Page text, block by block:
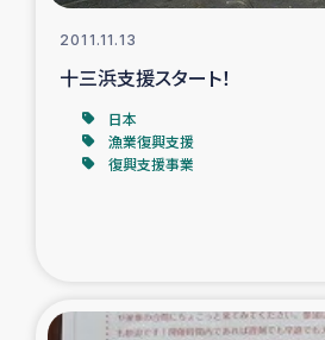
2011.11.13
十三浜支援スタート！
日本
漁業復興支援
復興支援事業